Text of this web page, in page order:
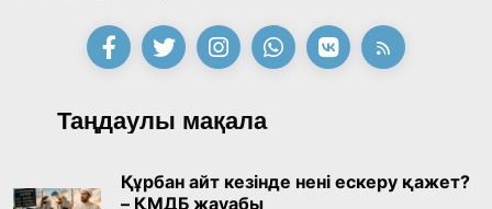
Таңдаулы мақала
Құрбан айт кезінде нені ескеру қажет?
– ҚМДБ жауабы